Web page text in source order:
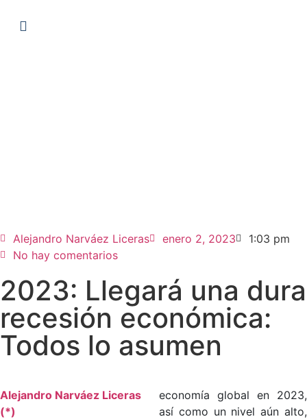
Alejandro Narváez Liceras enero 2, 2023
1:03 pm
No hay comentarios
2023: Llegará una dura
recesión económica:
Todos lo asumen
Alejandro Narváez Liceras
(*)
economía global en 2023,
así como un nivel aún alto,